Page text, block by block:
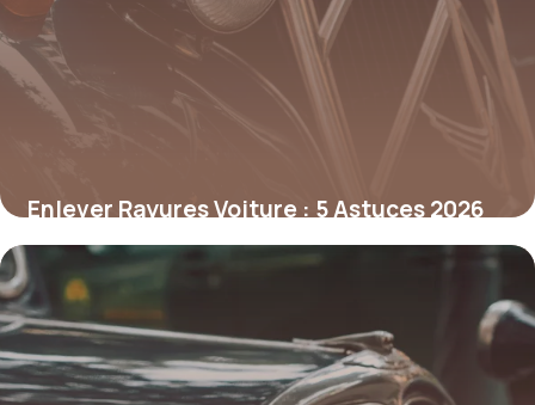
Enlever Rayures Voiture : 5 Astuces 2026
15 juin 2026